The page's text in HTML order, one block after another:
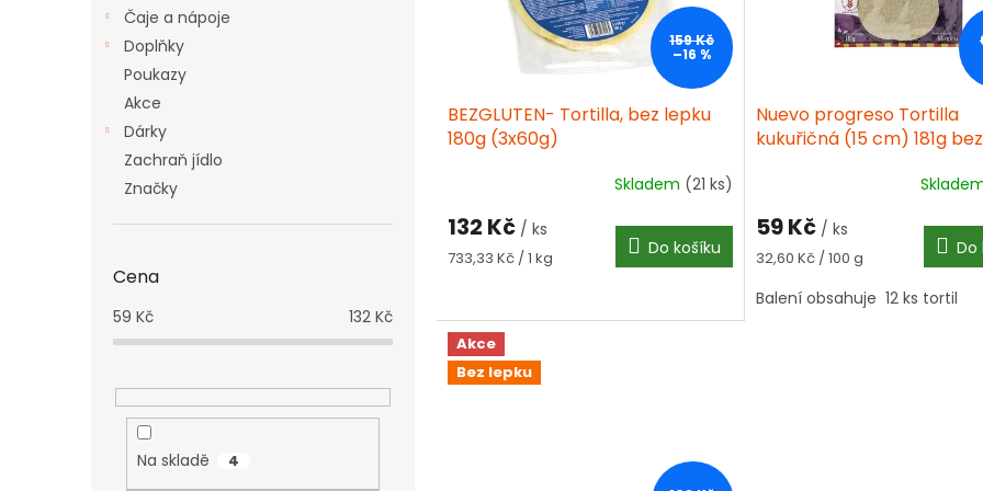
Čaje a nápoje
Doplňky
Poukazy
Akce
Dárky
Zachraň jídlo
Značky
Cena
59 Kč 132 Kč
Na skladě 4
159 Kč
–16 %
BEZGLUTEN- Tortilla, bez lepku
180g (3x60g)
Skladem (21 ks)
132 Kč / ks
Měrná
733,33 Kč / 1 kg Do košíku
Nuevo progreso Tortilla
kukuřičná (15 cm) 181g
produktu
je
4,4
z
59 Kč / ks
Měrná
32,60 Kč / 100 g Do
Balení obsahuje 12 ks tortil
Akce
Bez lepku